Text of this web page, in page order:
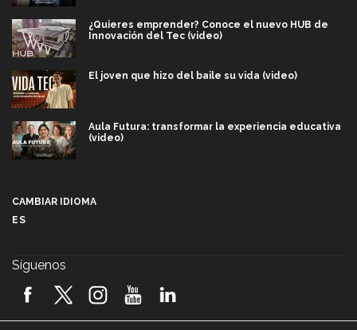
¿Quieres emprender? Conoce el nuevo HUB de
Innovación del Tec (video)
El joven que hizo del baile su vida (video)
Aula Futura: transformar la experiencia educativa
(video)
2026! (video)
CAMBIAR IDIOMA
ES
Síguenos